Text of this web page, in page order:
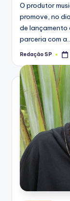
O produtor
promove, no
de lançamento
parceria com a…
Posted
Redação SP